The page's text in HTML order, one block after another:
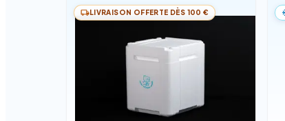
LIVRAISON OFFERTE DÈS 100 €